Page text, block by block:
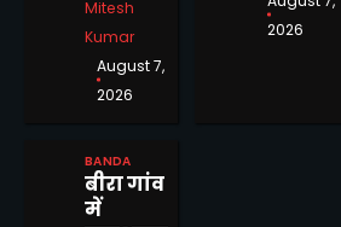
Mitesh
Kumar
August 7,
2026
2026
BANDA
बीरा गांव
में